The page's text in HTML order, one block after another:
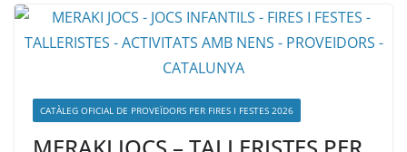
CATÀLEG OFICIAL DE PROVEÏDORS PER FIRES I FESTES 2026